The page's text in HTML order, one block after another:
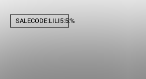
SALECODE:LILI5:5:%